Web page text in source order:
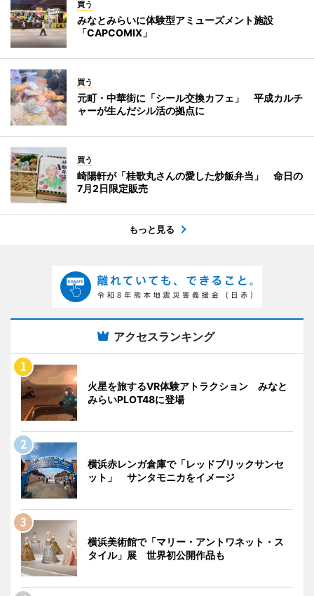
買う
みなとみらいに体験型アミューズメント施設
「CAPCOMIX」
買う
元町・中華街に「シール交換カフェ」 平成カルチ
ャーが生んだシル活の拠点に
買う
崎陽軒が「桂歌丸さんの愛した炒飯弁当」 命日の
7月2日限定販売
もっと見る
アクセスランキング
火星を旅するVR体験アトラクション みなと
みらいPLOT48に登場
横浜赤レンガ倉庫で「レッドブリックサンセ
ット」 サンタモニカをイメージ
横浜美術館で「マリー・アントワネット・ス
タイル」展 世界初公開作品も